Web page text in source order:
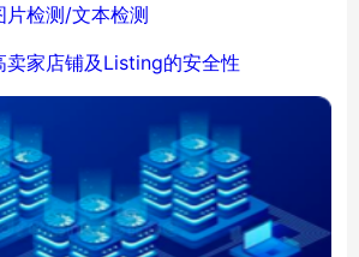
片检测/文本检测
卖家店铺及Listing的安全性